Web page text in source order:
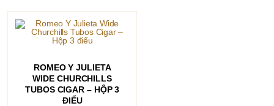
ROMEO Y JULIETA
WIDE CHURCHILLS
TUBOS CIGAR – HỘP 3
ĐIẾU